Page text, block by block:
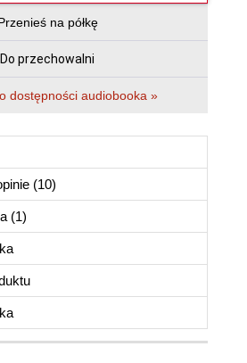
na półkę
Do przechowalni
dostępności audiobooka »
(10)
(1)